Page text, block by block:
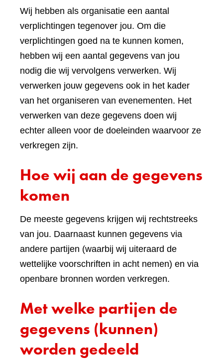
Wij hebben als organisatie een aantal
verplichtingen tegenover jou. Om die
verplichtingen goed na te kunnen komen,
hebben wij een aantal gegevens van jou
nodig die wij vervolgens verwerken. Wij
verwerken jouw gegevens ook in het kader
van het organiseren van evenementen. Het
verwerken van deze gegevens doen wij
echter alleen voor de doeleinden waarvoor ze
verkregen zijn.
Hoe wij aan de gegevens
komen
De meeste gegevens krijgen wij rechtstreeks
van jou. Daarnaast kunnen gegevens via
andere partijen (waarbij wij uiteraard de
wettelijke voorschriften in acht nemen) en via
openbare bronnen worden verkregen.
Met welke partijen de
gegevens (kunnen)
worden gedeeld